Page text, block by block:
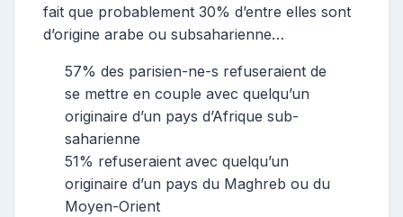
fait que probablement 30% d’entre elles sont
d’origine arabe ou subsaharienne…
57% des parisien-ne-s refuseraient de
se mettre en couple avec quelqu’un
originaire d’un pays d’Afrique sub-
saharienne
51% refuseraient avec quelqu’un
originaire d’un pays du Maghreb ou du
Moyen-Orient